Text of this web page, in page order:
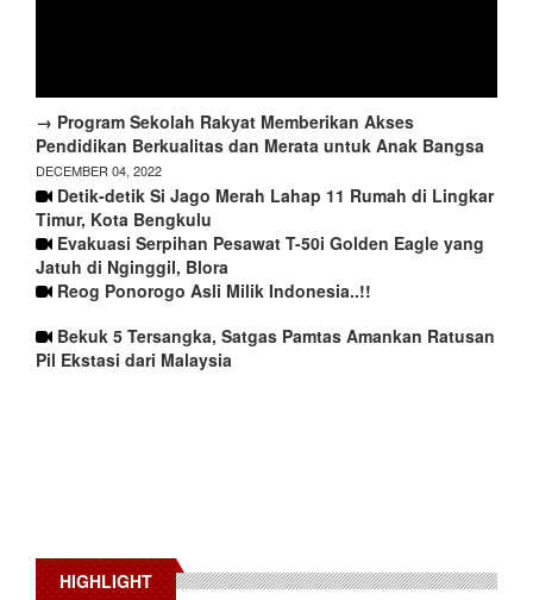
→ Program Sekolah Rakyat Memberikan Akses
Pendidikan Berkualitas dan Merata untuk Anak Bangsa
DECEMBER 04, 2022
Detik-detik Si Jago Merah Lahap 11 Rumah di Lingkar
Timur, Kota Bengkulu
Evakuasi Serpihan Pesawat T-50i Golden Eagle yang
Jatuh di Nginggil, Blora
Reog Ponorogo Asli Milik Indonesia..!!
Bekuk 5 Tersangka, Satgas Pamtas Amankan Ratusan
Pil Ekstasi dari Malaysia
HIGHLIGHT